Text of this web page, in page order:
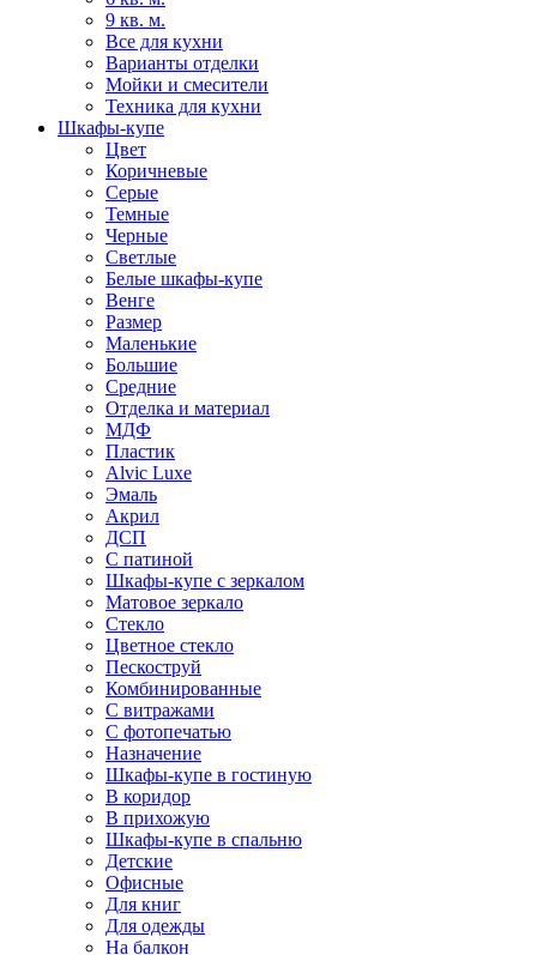
9 кв. м.
Все для кухни
Варианты отделки
Мойки и смесители
Техника для кухни
Шкафы-купе
Цвет
Коричневые
Серые
Темные
Черные
Светлые
Белые шкафы-купе
Венге
Размер
Маленькие
Большие
Средние
Отделка и материал
МДФ
Пластик
Alvic Luxe
Эмаль
Акрил
ДСП
С патиной
Шкафы-купе с зеркалом
Матовое зеркало
Стекло
Цветное стекло
Пескоструй
Комбинированные
С витражами
С фотопечатью
Назначение
Шкафы-купе в гостиную
В коридор
В прихожую
Шкафы-купе в спальню
Детские
Офисные
Для книг
Для одежды
На балкон